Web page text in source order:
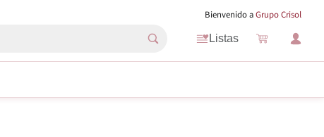
Bienvenido aGrupo Crisol
Listas